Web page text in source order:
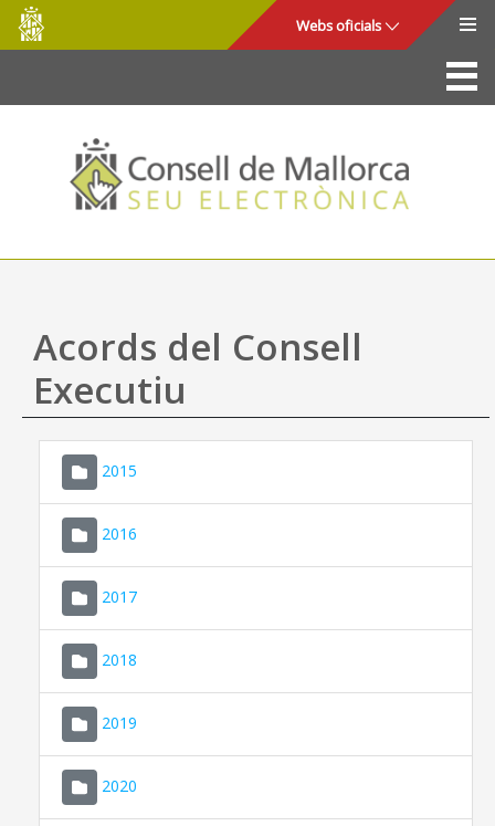
Salta al contingut principal
Consell
de
Mallorca
Webs oficials
La Seu
Consell de Mallorca
Accés i seguretat
Utilitats
Ajuda
Acords del Consell
Executiu
2015
2016
2017
2018
2019
2020